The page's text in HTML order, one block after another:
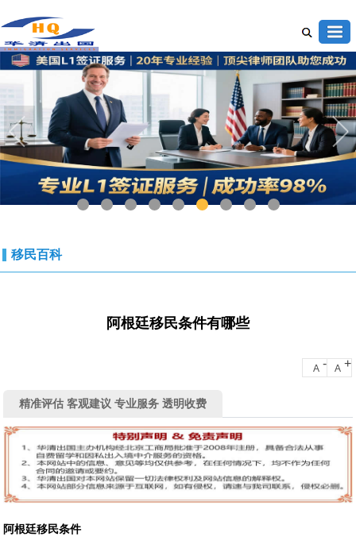
1 2 3 4 5 6 7 8 9
移民百科
阿根廷移民条件有哪些
A - A +
精准评估 客观建议 专业服务 透明收费
阿根廷移民条件